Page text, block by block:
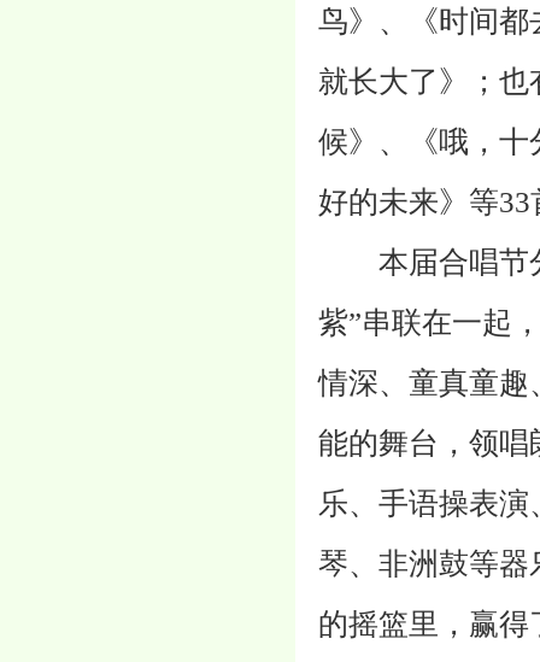
鸟》、《时间都
就长大了》；
候》、《哦，十
好的未来》等
本届合唱节分
紫”串联在一起
情深、童真童趣
能的舞台，领唱
乐、手语操表
琴、非洲鼓等
的摇篮里，赢